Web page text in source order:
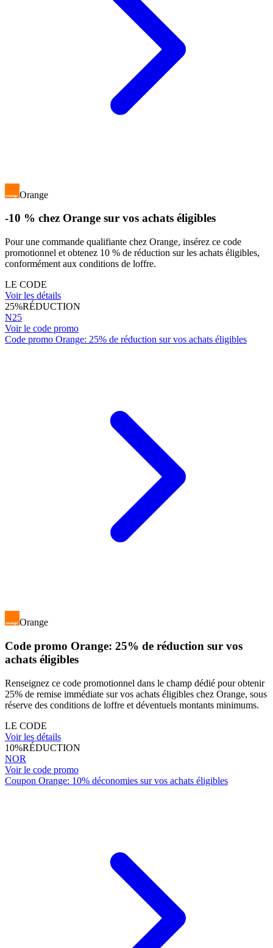
Orange
-10 % chez Orange sur vos achats éligibles
Pour une commande qualifiante chez Orange, insérez ce code
promotionnel et obtenez 10 % de réduction sur les achats éligibles,
conformément aux conditions de loffre.
LE CODE
Voir les détails
25%RÉDUCTION
N25
Voir le code promo
Code promo Orange: 25% de réduction sur vos achats éligibles
Orange
Code promo Orange: 25% de réduction sur vos
achats éligibles
Renseignez ce code promotionnel dans le champ dédié pour obtenir
25% de remise immédiate sur vos achats éligibles chez Orange, sous
réserve des conditions de loffre et déventuels montants minimums.
LE CODE
Voir les détails
10%RÉDUCTION
NOR
Voir le code promo
Coupon Orange: 10% déconomies sur vos achats éligibles